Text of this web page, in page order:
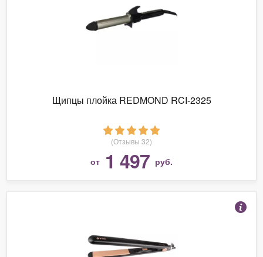
Щипцы плойка REDMOND RCI-2325
(Отзывы 32)
от 1 497 руб.